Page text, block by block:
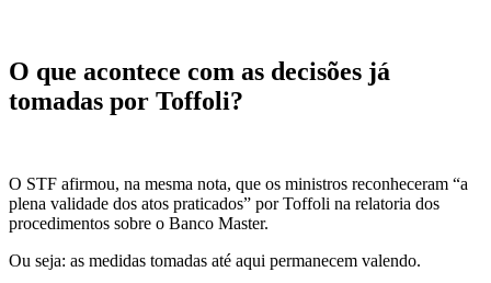
O que acontece com as decisões já
tomadas por Toffoli?
O STF afirmou, na mesma nota, que os ministros reconheceram “a
plena validade dos atos praticados” por Toffoli na relatoria dos
procedimentos sobre o Banco Master.
Ou seja: as medidas tomadas até aqui permanecem valendo.